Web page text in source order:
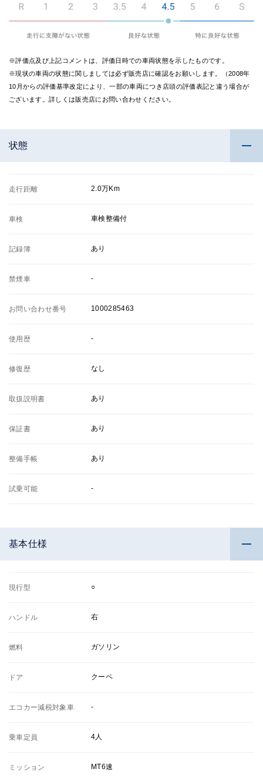
※評価点及び上記コメントは、評価日時での車両状態を示したものです。
※現状の車両の状態に関しましては必ず販売店に確認をお願いします。（2008年
10月からの評価基準改定により、一部の車両につき店頭の評価表記と違う場合が
ございます。詳しくは販売店にお問い合わせください。
状態
走行距離 2.0万Km
車検 車検整備付
記録簿 あり
禁煙車 -
お問い合わせ番号 1000285463
使用歴 -
修復歴 なし
取扱説明書 あり
保証書 あり
整備手帳 あり
試乗可能 -
基本仕様
現行型 ○
ハンドル 右
燃料 ガソリン
ドア クーペ
エコカー減税対象車 -
乗車定員 4人
ミッション MT6速